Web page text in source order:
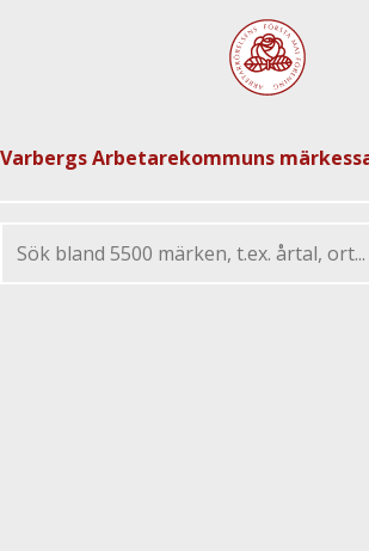
Varbergs Arbetarekommuns